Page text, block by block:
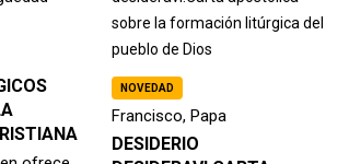
NOVEDAD
Francisco, Papa
DESIDERIO